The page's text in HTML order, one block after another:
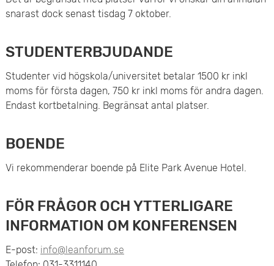
snarast dock senast tisdag 7 oktober.
STUDENTERBJUDANDE
Studenter vid högskola/universitet betalar 1500 kr inkl
moms för första dagen, 750 kr inkl moms för andra dagen.
Endast kortbetalning. Begränsat antal platser.
BOENDE
Vi rekommenderar boende på Elite Park Avenue Hotel.
FÖR FRÅGOR OCH YTTERLIGARE
INFORMATION OM KONFERENSEN
E-post: info@leanforum.se